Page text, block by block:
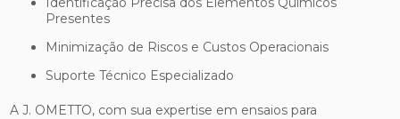
Presentes
Minimização de Riscos e Custos Operacionais
Suporte Técnico Especializado
A J. OMETTO, com sua expertise em ensaios para